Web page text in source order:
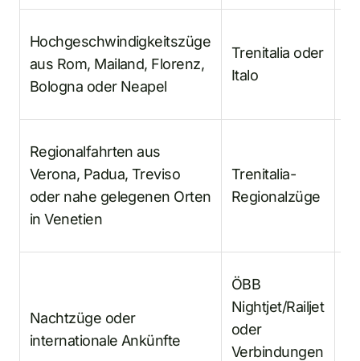
Hochgeschwindigkeitszüge
aus Rom, Mailand, Florenz,
Bologna oder Neapel
Trenitalia oder
Italo
Regionalfahrten aus
Verona, Padua, Treviso
oder nahe gelegenen Orten
in Venetien
Trenitalia-
Regionalzüge
Nachtzüge oder
internationale Ankünfte
ÖBB
Nightjet/Railjet
oder
Verbindungen